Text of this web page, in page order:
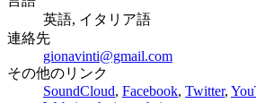
英語, イタリア語
連絡先
gionavinti@gmail.com
その他のリンク
SoundCloud, Facebook, Twitter,